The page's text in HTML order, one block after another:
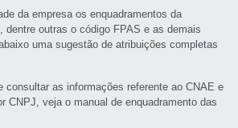
da empresa os enquadramentos da
dentre outras o código FPAS e as demais
uma sugestão de atribuições completas
consultar as informações referente ao CNAE e
CNPJ, veja o manual de enquadramento das